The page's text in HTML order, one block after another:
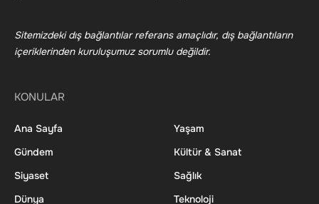
Sitemizdeki dış bağlantılar referans amaçlıdır, dış bağlantıların
içeriklerinden kuruluşumuz sorumlu değildir.
KONULAR
Ana Sayfa
Gündem
Siyaset
Dünya
Yaşam
Kültür & Sanat
Sağlık
Teknoloji